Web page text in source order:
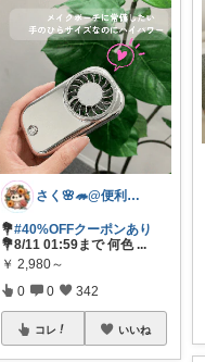
さく🌸🦔@便利でかわいいを探す旅
💐#40%OFFクーポンあり
💐8/11 01:59まで 何色 ...
￥ 2,980～
0 0 342
コレ いいね